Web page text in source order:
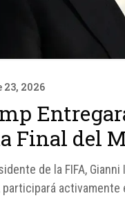
23, 2026
Final del
de la FIFA,
participará